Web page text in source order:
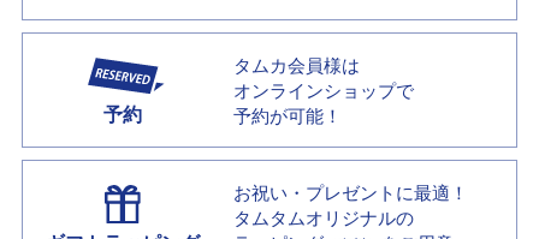
予約
タムカ会員様は
オンラインショップで
予約が可能！
お祝い・プレゼントに最適！
タムタムオリジナルの